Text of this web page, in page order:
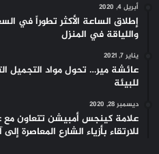
أبريل 4, 2020
إطلاق الساعة الأكثر تطوراً في
واللياقة في المنزل
يناير 7, 2021
عائشة مير… تحول مواد التجميل
للبيئة
ديسمبر 28, 2020
علامة كينجس أمبيشن تتعاون مع
للارتقاء بأزياء الشارع المعاصرة